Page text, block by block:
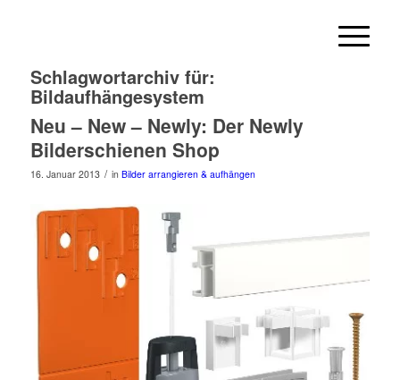
Schlagwortarchiv für:
Bildaufhängesystem
Neu – New – Newly: Der Newly
Bilderschienen Shop
16. Januar 2013 / in Bilder arrangieren & aufhängen